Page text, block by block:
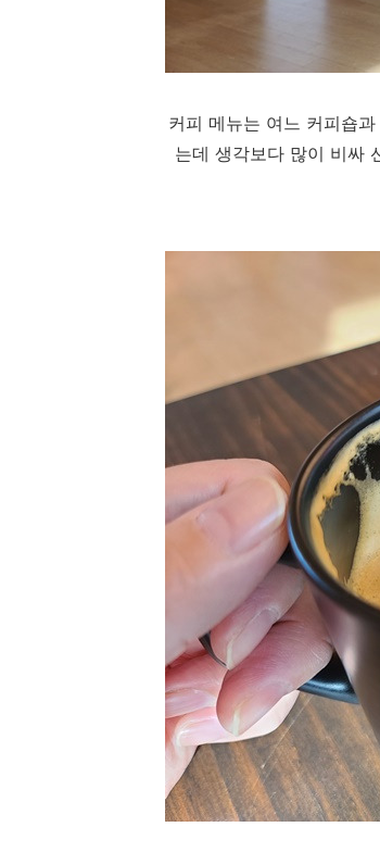
커피 메뉴는 여느 커피숍
는데 생각보다 많이 비싸